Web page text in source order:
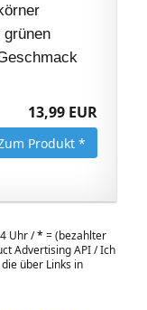
grünen
13,99 EUR
Produkt *
Uhr /* = (bezahlter
Advertising API / Ich
über Links in